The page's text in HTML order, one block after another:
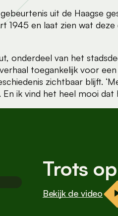
uit de Haagse
1945 en laat zien wat
onderdeel van het
toegankelijk voor
zichtbaar blijft.
ik vind het heel mooi
Trots
Bekijk de video